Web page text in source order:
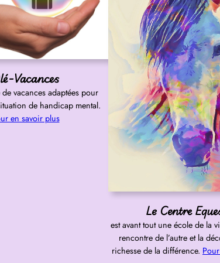
Vacances
vacances adaptées pour
de handicap mental.
en savoir plus
Le Centre
est avant tout une école de la
rencontre de l’autre et la
richesse de la différence.